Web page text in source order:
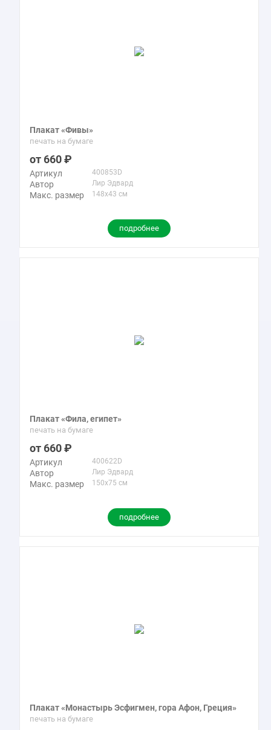
Плакат «Фивы»
печать на бумаге
660
Артикул 400853D
Автор Лир Эдвард
Макс. размер 148x43 см
подробнее
Плакат «Фила, египет»
печать на бумаге
660
Артикул 400622D
Автор Лир Эдвард
Макс. размер 150x75 см
подробнее
Плакат «Монастырь Эсфигмен, гора Афон, Греция»
печать на бумаге